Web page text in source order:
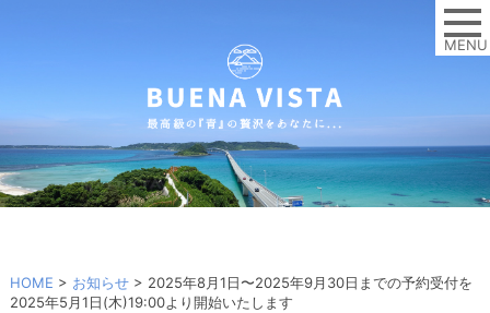
MENU
HOME > お知らせ> 2025年8月1日〜2025年9月30日までの予約受付を
2025年5月1日(木)19:00より開始いたします